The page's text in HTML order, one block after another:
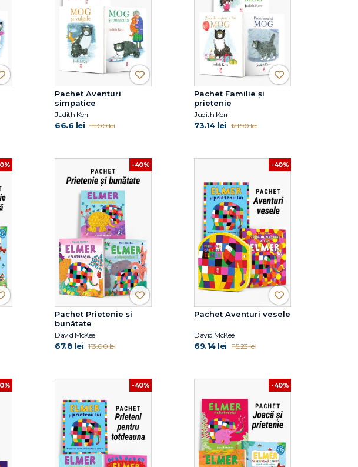
Pachet Aventuri
simpatice
Judith Kerr
66.6 lei 111.00 lei
Pachet Familie și
prietenie
Judith Kerr
73.14 lei 121.90 lei
-40%
Pachet Prietenie și
bunătate
David McKee
67.8 lei 113.00 lei
-40%
Pachet Aventuri vesele
David McKee
69.14 lei 115.23 lei
-40% -40%